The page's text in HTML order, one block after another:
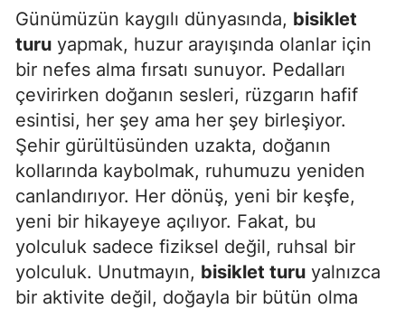
Sakarya
Samsun
Siirt
Sinop
Sivas
Tekirdağ
Tokat
Trabzon
Günümüzün kaygılı dünyasında, bisiklet
turu yapmak, huzur arayışında olanlar için
bir nefes alma fırsatı sunuyor. Pedalları
çevirirken doğanın sesleri, rüzgarın hafif
esintisi, her şey ama her şey birleşiyor.
Şehir gürültüsünden uzakta, doğanın
kollarında kaybolmak, ruhumuzu yeniden
canlandırıyor. Her dönüş, yeni bir keşfe,
yeni bir hikayeye açılıyor. Fakat, bu
yolculuk sadece fiziksel değil, ruhsal bir
yolculuk. Unutmayın, bisiklet turu yalnızca
bir aktivite değil, doğayla bir bütün olma